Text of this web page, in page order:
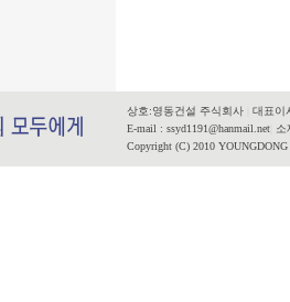
상호:영동건설 주식회사
대표이
E-mail : ssyd1191@hanmail.net 소
Copyright (C) 2010